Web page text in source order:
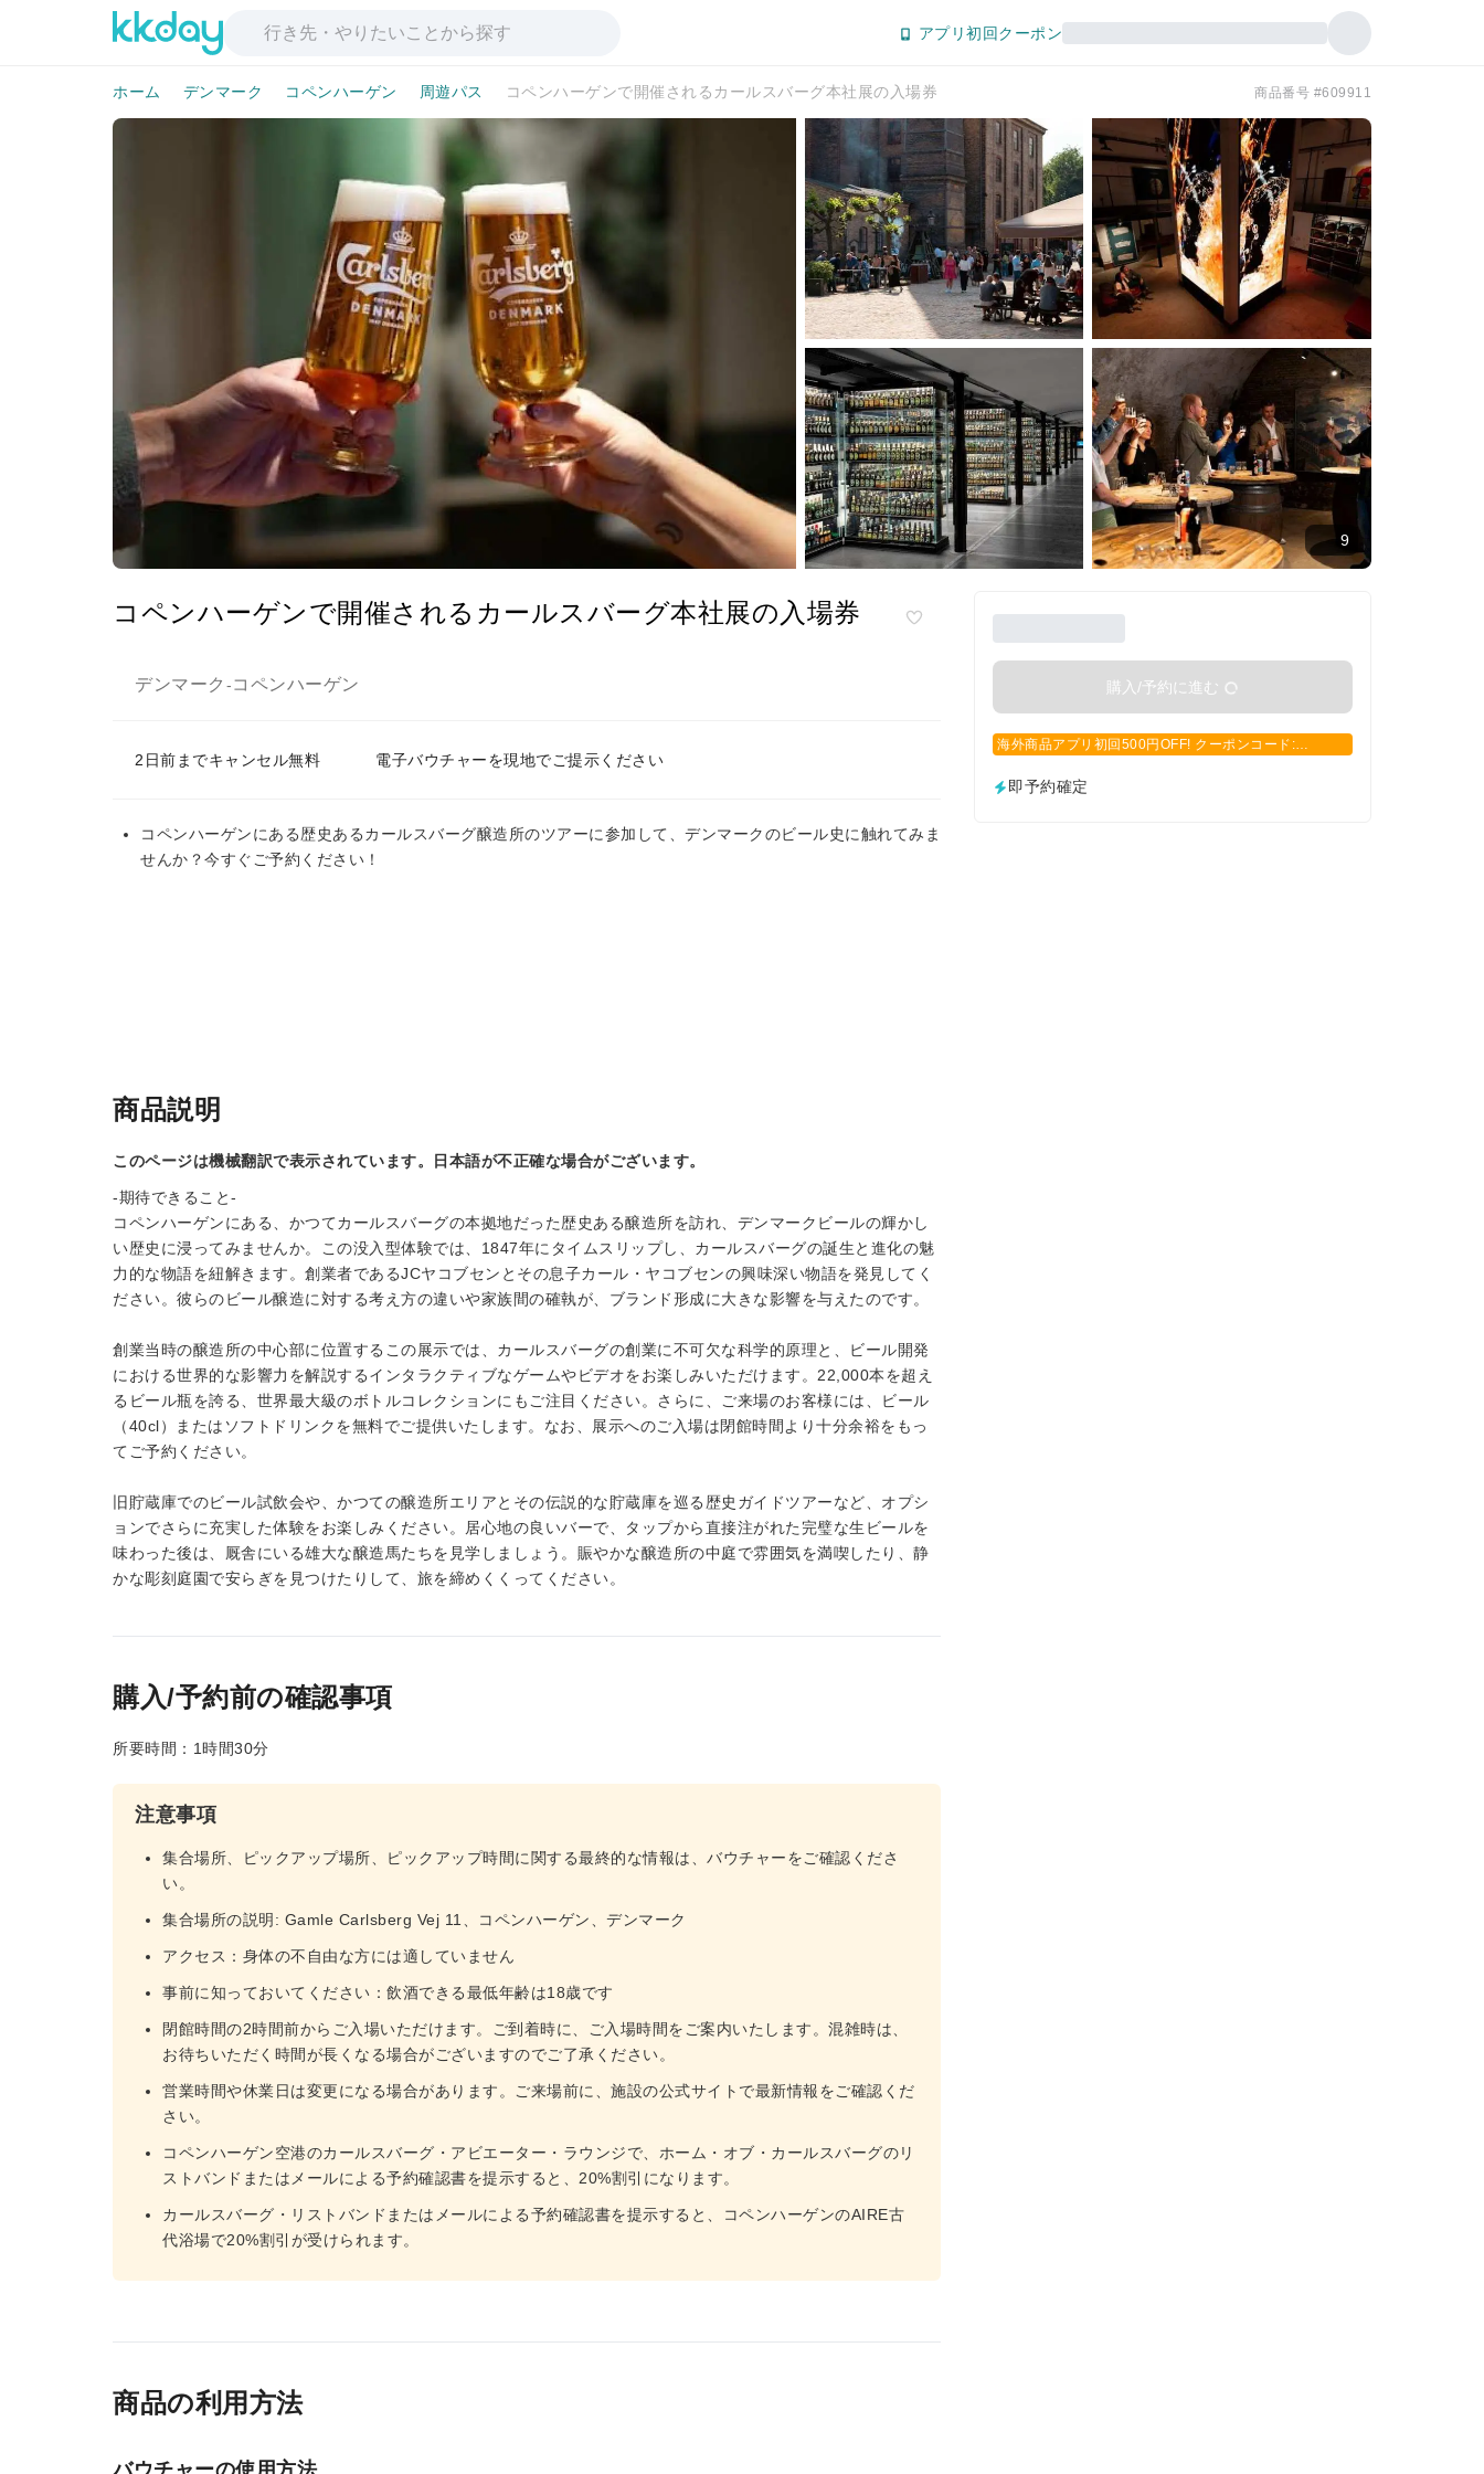
アプリ初回クーポン
ホーム デンマーク コペンハーゲン 周遊パス コペンハーゲンで開催されるカールスバーグ本社展の入場券 商品番号 #609911
9
コペンハーゲンで開催されるカールスバーグ本社展の入場券
デンマーク -コペンハーゲン
2日前までキャンセル無料 電子バウチャーを現地でご提示ください
コペンハーゲンにある歴史あるカールスバーグ醸造所のツアーに参加して、デンマークのビール史に触れてみま
せんか？今すぐご予約ください！
購入/予約に進む
海外商品アプリ初回500円OFF! クーポンコード:
即予約確定
商品説明
このページは機械翻訳で表示されています。日本語が不正確な場合がございます。
-期待できること-
コペンハーゲンにある、かつてカールスバーグの本拠地だった歴史ある醸造所を訪れ、デンマークビールの輝かし
い歴史に浸ってみませんか。この没入型体験では、1847年にタイムスリップし、カールスバーグの誕生と進化の魅
力的な物語を紐解きます。創業者であるJCヤコブセンとその息子カール・ヤコブセンの興味深い物語を発見してく
ださい。彼らのビール醸造に対する考え方の違いや家族間の確執が、ブランド形成に大きな影響を与えたのです。
創業当時の醸造所の中心部に位置するこの展示では、カールスバーグの創業に不可欠な科学的原理と、ビール開発
における世界的な影響力を解説するインタラクティブなゲームやビデオをお楽しみいただけます。22,000本を超え
るビール瓶を誇る、世界最大級のボトルコレクションにもご注目ください。さらに、ご来場のお客様には、ビール
（40cl）またはソフトドリンクを無料でご提供いたします。なお、展示へのご入場は閉館時間より十分余裕をもっ
てご予約ください。
旧貯蔵庫でのビール試飲会や、かつての醸造所エリアとその伝説的な貯蔵庫を巡る歴史ガイドツアーなど、オプシ
ョンでさらに充実した体験をお楽しみください。居心地の良いバーで、タップから直接注がれた完璧な生ビールを
味わった後は、厩舎にいる雄大な醸造馬たちを見学しましょう。賑やかな醸造所の中庭で雰囲気を満喫したり、静
かな彫刻庭園で安らぎを見つけたりして、旅を締めくくってください。
購入/予約前の確認事項
所要時間：1時間30分
注意事項
集合場所、ピックアップ場所、ピックアップ時間に関する最終的な情報は、バウチャーをご確認くださ
い。
集合場所の説明: Gamle Carlsberg Vej 11、コペンハーゲン、デンマーク
アクセス：身体の不自由な方には適していません
事前に知っておいてください：飲酒できる最低年齢は18歳です
閉館時間の2時間前からご入場いただけます。ご到着時に、ご入場時間をご案内いたします。混雑時は、
お待ちいただく時間が長くなる場合がございますのでご了承ください。
営業時間や休業日は変更になる場合があります。ご来場前に、施設の公式サイトで最新情報をご確認くだ
さい。
コペンハーゲン空港のカールスバーグ・アビエーター・ラウンジで、ホーム・オブ・カールスバーグのリ
ストバンドまたはメールによる予約確認書を提示すると、20%割引になります。
カールスバーグ・リストバンドまたはメールによる予約確認書を提示すると、コペンハーゲンのAIRE古
代浴場で20%割引が受けられます。
商品の利用方法
バウチャーの使用方法